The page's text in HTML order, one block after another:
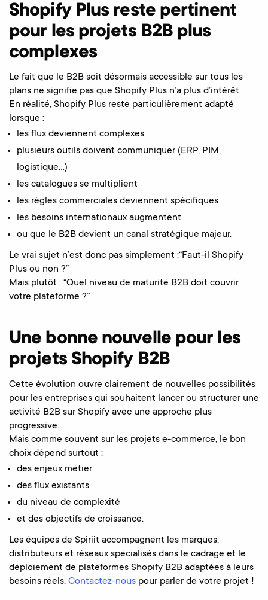
Shopify Plus reste pertinent
pour les projets B2B plus
complexes
Le fait que le B2B soit désormais accessible sur tous les
plans ne signifie pas que Shopify Plus n’a plus d’intérêt.
En réalité, Shopify Plus reste particulièrement adapté
lorsque :
les flux deviennent complexes
plusieurs outils doivent communiquer (ERP, PIM,
logistique…)
les catalogues se multiplient
les règles commerciales deviennent spécifiques
les besoins internationaux augmentent
ou que le B2B devient un canal stratégique majeur.
Le vrai sujet n’est donc pas simplement :“Faut-il Shopify
Plus ou non ?”
Mais plutôt : “Quel niveau de maturité B2B doit couvrir
votre plateforme ?”
Une bonne nouvelle pour les
projets Shopify B2B
Cette évolution ouvre clairement de nouvelles possibilités
pour les entreprises qui souhaitent lancer ou structurer une
activité B2B sur Shopify avec une approche plus
progressive.
Mais comme souvent sur les projets e-commerce, le bon
choix dépend surtout :
des enjeux métier
des flux existants
du niveau de complexité
et des objectifs de croissance.
Les équipes de Spiriit accompagnent les marques,
distributeurs et réseaux spécialisés dans le cadrage et le
déploiement de plateformes Shopify B2B adaptées à leurs
besoins réels. Contactez-nous pour parler de votre projet !